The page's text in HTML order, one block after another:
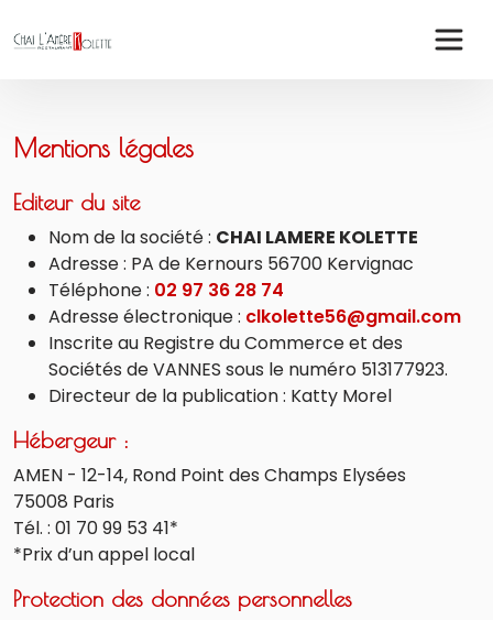
Mentions légales
Editeur du site
Nom de la société : CHAI LAMERE KOLETTE
Adresse : PA de Kernours 56700 Kervignac
Téléphone : 02 97 36 28 74
Adresse électronique : clkolette56@gmail.com
Inscrite au Registre du Commerce et des
Sociétés de VANNES sous le numéro 513177923.
Directeur de la publication : Katty Morel
Hébergeur :
AMEN - 12-14, Rond Point des Champs Elysées
75008 Paris
Tél. : 01 70 99 53 41*
*Prix d’un appel local
Protection des données personnelles